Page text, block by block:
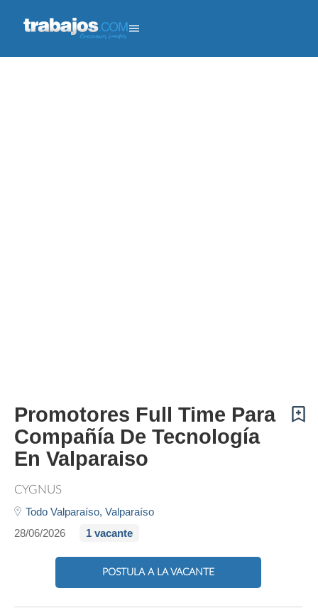
Promotores Full Time Para
Compañía De Tecnología
En Valparaiso
CYGNUS
Todo Valparaíso, Valparaíso
28/06/2026
1 vacante
POSTULA A LA VACANTE